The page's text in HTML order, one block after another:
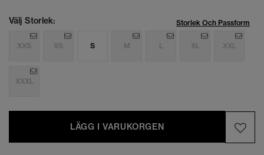
Välj Storlek: Storlek Och Passform
XXS XS S M L XL XXL
XXXL
LÄGG I VARUKORGEN